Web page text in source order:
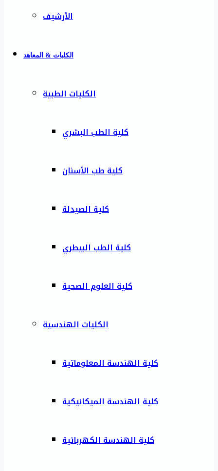
الأرشيف
الكليات & المعاهد
الكليات الطبية
كلية الطب البشري
كلية طب الأسنان
كلية الصيدلة
كلية الطب البيطري
كلية العلوم الصحية
الكليات الهندسية
كلية الهندسة المعلوماتية
كلية الهندسة الميكانيكية
كلية الهندسة الكهربائية